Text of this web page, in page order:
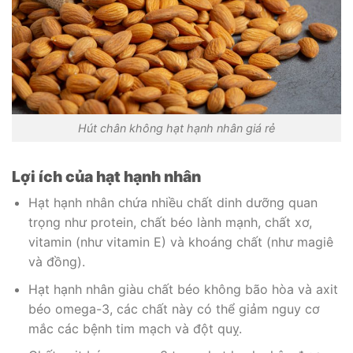
Hút chân không hạt hạnh nhân giá rẻ
Lợi ích của hạt hạnh nhân
Hạt hạnh nhân chứa nhiều chất dinh dưỡng quan
trọng như protein, chất béo lành mạnh, chất xơ,
vitamin (như vitamin E) và khoáng chất (như magiê
và đồng).
Hạt hạnh nhân giàu chất béo không bão hòa và axit
béo omega-3, các chất này có thể giảm nguy cơ
mắc các bệnh tim mạch và đột quỵ.